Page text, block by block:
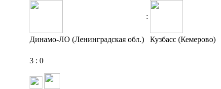
:
Динамо-ЛО (Ленинградская обл.) Кузбасс (Кемерово)
3 : 0